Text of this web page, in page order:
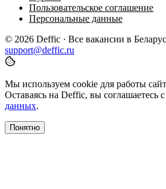
Пользовательское соглашение
Персональные данные
© 2026 Deffic · Все вакансии в
support@deffic.ru
Мы используем cookie для работы
Оставаясь на Deffic, вы соглашаетесь с
данных.
Понятно